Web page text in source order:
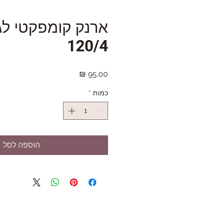
ארנק קומפקטי
120/4
כמות *
הוספה לסל